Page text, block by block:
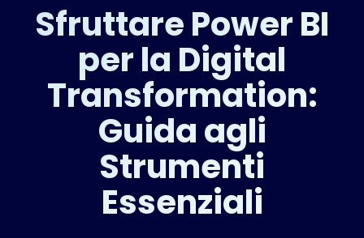
Sfruttare Power BI
per la Digital
Transformation:
Guida agli
Strumenti
Essenziali